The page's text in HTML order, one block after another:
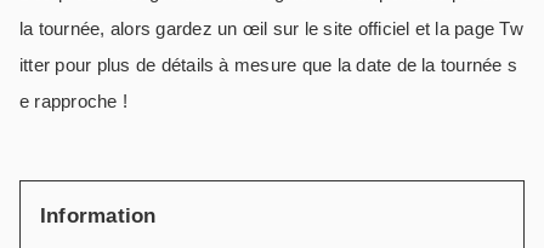
la tournée, alors gardez un œil sur le site officiel et la page Tw
itter pour plus de détails à mesure que la date de la tournée s
e rapproche !
Information